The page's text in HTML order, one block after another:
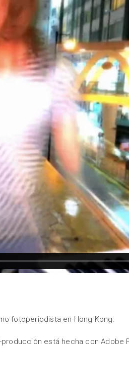
fotoperiodista en Hong Kong.
está hecha con Adobe